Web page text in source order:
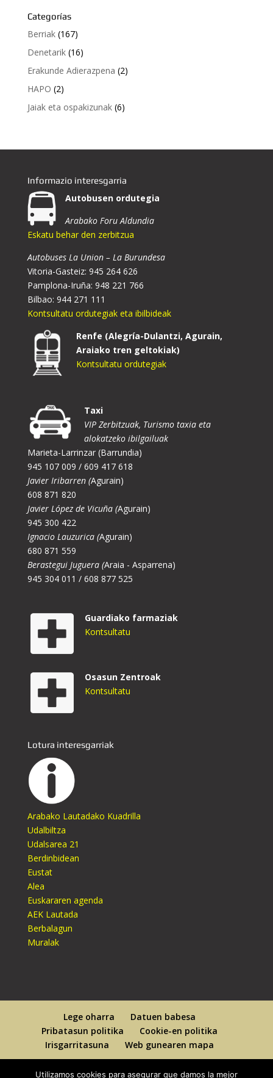
Categorías
Berriak(167)
Denetarik(16)
Erakunde Adierazpena (2)
HAPO (2)
Jaiak eta ospakizunak(6)
Informazio interesgarria
Autobusen ordutegia
Arabako Foru Aldundia
Eskatu behar den zerbitzua
Autobuses La Union – La Burundesa
Vitoria-Gasteiz: 945 264 626
Pamplona-Iruña: 948 221 766
Bilbao: 944 271 111
Kontsultatu ordutegiak eta ibilbideak
Renfe (Alegría-Dulantzi, Agurain,
Araiako tren geltokiak)
Kontsultatu ordutegiak
Taxi
VIP Zerbitzuak, Turismo taxia eta
alokatzeko ibilgailuak
Marieta-Larrinzar (Barrundia)
945 107 009 / 609 417 618
Javier Iribarren (Agurain)
608 871 820
Javier López de Vicuña (Agurain)
945 300 422
Ignacio Lauzurica (Agurain)
680 871 559
Berastegui Juguera (Araia - Asparrena)
945 304 011 / 608 877 525
Guardiako farmaziak
Kontsultatu
Osasun Zentroak
Kontsultatu
Lotura interesgarriak
Arabako Lautadako Kuadrilla
Udalbiltza
Udalsarea 21
Berdinbidean
Eustat
Alea
Euskararen agenda
AEK Lautada
Berbalagun
Muralak
Lege oharra
Datuen babesa
Pribatasun politika
Cookie-en politika
Irisgarritasuna
Web gunearen mapa
Utilizamos cookies para asegurar que damos la mejor